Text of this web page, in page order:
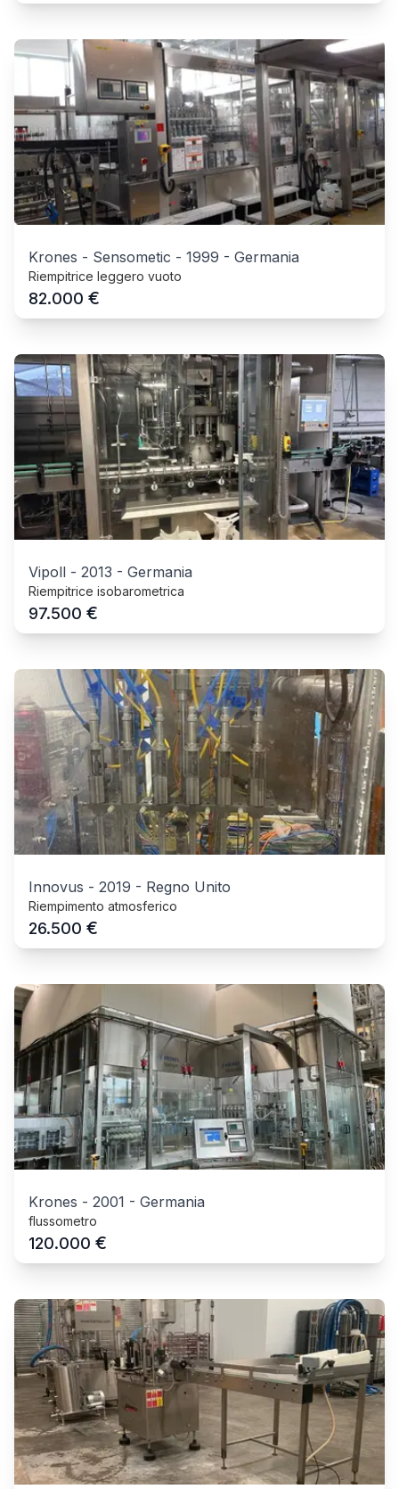
Krones - Sensometic - 1999 - Germania
Riempitrice leggero vuoto
82.000 €
Vipoll - 2013 - Germania
Riempitrice isobarometrica
97.500 €
Innovus - 2019 - Regno Unito
Riempimento atmosferico
26.500 €
Krones - 2001 - Germania
flussometro
120.000 €